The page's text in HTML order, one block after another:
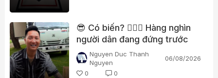
😎 Có biến? 👮🏻‍♂️ Hàng nghìn
người dân đang đứng trước
nhà Huấn “hoa hồng”?
Nguyen Duc Thanh
Nguyen
06/08/2026
0
0